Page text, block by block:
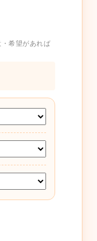
・希望があれば